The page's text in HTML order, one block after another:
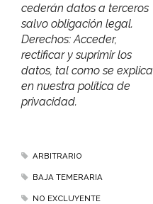
cederán datos a terceros
salvo obligación legal.
Derechos: Acceder,
rectificar y suprimir los
datos, tal como se explica
en nuestra política de
privacidad.
ARBITRARIO
BAJA TEMERARIA
NO EXCLUYENTE